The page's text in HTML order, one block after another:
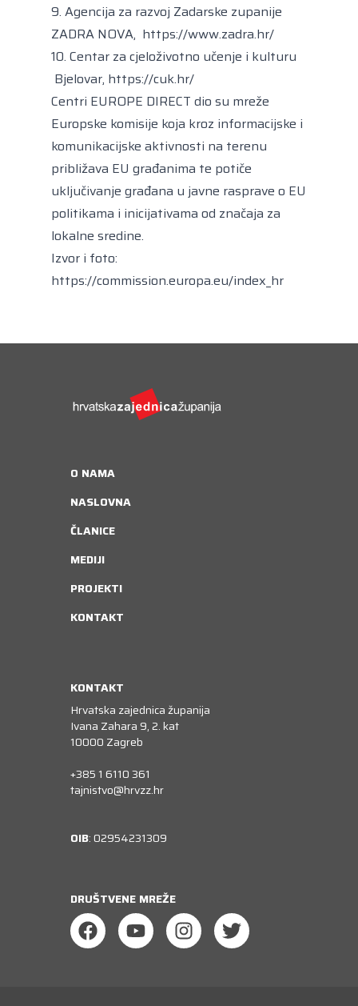
9. Agencija za razvoj Zadarske zupanije
ZADRA NOVA, https://www.zadra.hr/
10. Centar za cjeloživotno učenje i kulturu
Bjelovar, https://cuk.hr/
Centri EUROPE DIRECT dio su mreže
Europske komisije koja kroz informacijske i
komunikacijske aktivnosti na terenu
približava EU građanima te potiče
uključivanje građana u javne rasprave o EU
politikama i inicijativama od značaja za
lokalne sredine.
Izvor i foto:
https://commission.europa.eu/index_hr
O NAMA
NASLOVNA
ČLANICE
MEDIJI
PROJEKTI
KONTAKT
KONTAKT
Hrvatska zajednica županija
Ivana Zahara 9, 2. kat
10000 Zagreb
+385 1 6110 361
tajnistvo@hrvzz.hr
OIB: 02954231309
DRUŠTVENE MREŽE